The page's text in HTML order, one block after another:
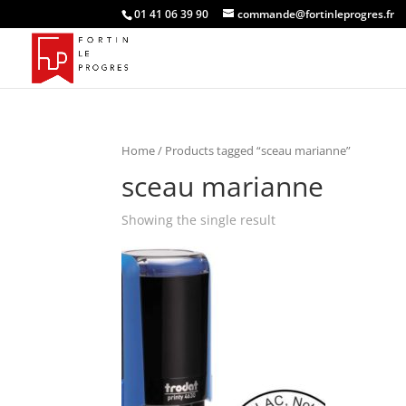
01 41 06 39 90 commande@fortinleprogres.fr
Home/ Products tagged “sceau marianne”
sceau marianne
Showing the single result